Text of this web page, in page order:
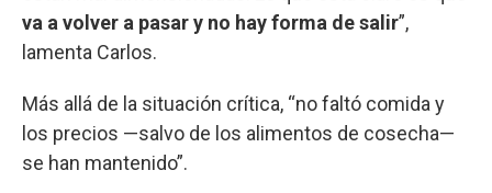
va a volver a pasar y no hay forma de salir”,
lamenta Carlos.
Más allá de la situación crítica, “no faltó comida y
los precios —salvo de los alimentos de cosecha—
se han mantenido”.